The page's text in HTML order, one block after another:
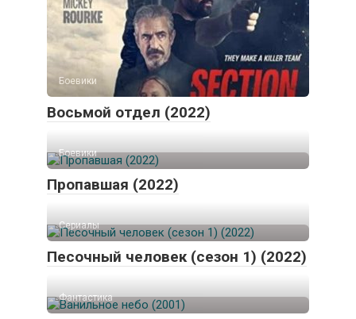
Боевики
Восьмой отдел (2022)
Боевики
Пропавшая (2022)
Сериалы
Песочный человек (сезон 1) (2022)
Фантастика